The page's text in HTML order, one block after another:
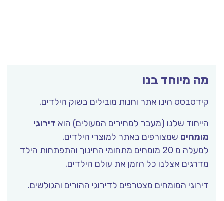
מיוחד בנו
הינו אתר וחנות מובילים בשוק הילדים.
שלנו (מעבר למחירים המעולים) הואדירוגי
שמצורפים באתר למוצרי הילדים.
למעלה מ 20 מומחים מתחומי החינוך והתפתחות הילד
אצלנו כל הזמן את עולם הילדים.
המומחים מצטרפים לדירוגי ההורים והגולשים.